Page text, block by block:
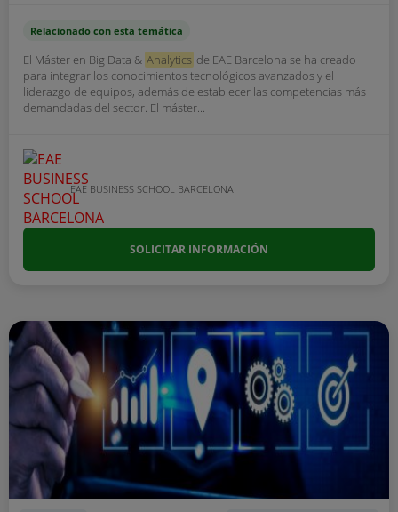
Relacionado con esta temática
El Máster en Big Data & Analytics de EAE Barcelona se ha creado
para integrar los conocimientos tecnológicos avanzados y el
liderazgo de equipos, además de establecer las competencias más
demandadas del sector. El máster...
EAE BUSINESS SCHOOL BARCELONA
SOLICITAR INFORMACIÓN